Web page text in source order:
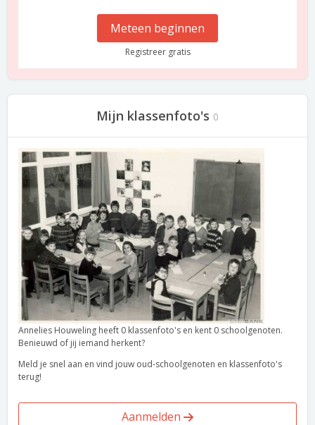
Meteen beginnen
Registreer gratis
Mijn klassenfoto's 0
Annelies Houweling heeft 0 klassenfoto's en kent 0 schoolgenoten.
Benieuwd of jij iemand herkent?
Meld je snel aan en vind jouw oud-schoolgenoten en klassenfoto's
terug!
Aanmelden